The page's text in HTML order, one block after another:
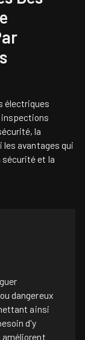
électriques
la
avantages qui
sécurité et la
dangereux
ainsi
d'y
améliorent